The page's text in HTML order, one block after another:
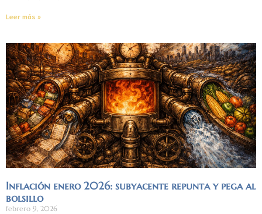
Leer más »
Inflación enero 2026: subyacente repunta y pega al
bolsillo
febrero 9, 2026